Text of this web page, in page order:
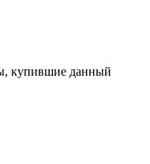
купившие данный